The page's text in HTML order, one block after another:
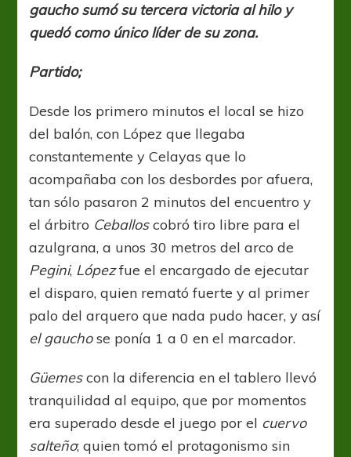
gaucho sumó su tercera victoria al hilo y
quedó como único líder de su zona.
Partido;
Desde los primero minutos el local se hizo
del balón, con López que llegaba
constantemente y Celayas que lo
acompañaba con los desbordes por afuera,
tan sólo pasaron 2 minutos del encuentro y
el árbitro Ceballoscobró tiro libre para el
azulgrana, a unos 30 metros del arco de
Pegini, Lópezfue el encargado de ejecutar
el disparo, quien remató fuerte y al primer
palo del arquero que nada pudo hacer, y así
el gauchose ponía 1 a 0 en el marcador.
Güemescon la diferencia en el tablero llevó
tranquilidad al equipo, que por momentos
era superado desde el juego por el cuervo
salteño; quien tomó el protagonismo sin